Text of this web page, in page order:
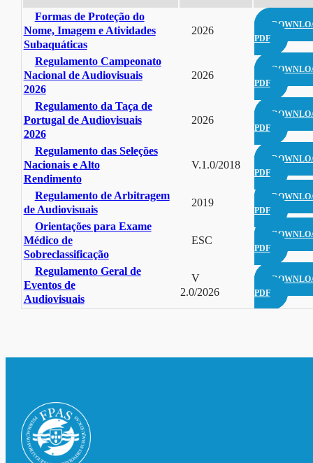
Formas de Proteção do
Nome, Imagem e Atividades
Subaquáticas
2026
PDF
Regulamento Campeonato
Nacional de Audiovisuais
2026
2026
PDF
Regulamento da Taça de
Portugal de Audiovisuais
2026
2026
PDF
Regulamento das Seleções
Nacionais e Alto
Rendimento
V.1.0/2018
PDF
Regulamento de Arbitragem
de Audiovisuais
2019
PDF
Orientações para Exame
Médico de
Sobreclassificação
ESC
PDF
Regulamento Geral de
Eventos de
Audiovisuais
V
2.0/2026
PDF